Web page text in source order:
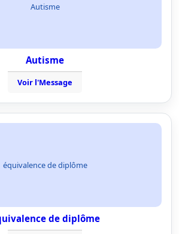
Autisme
Autisme
Voir l'Message
équivalence de diplôme
de diplôme